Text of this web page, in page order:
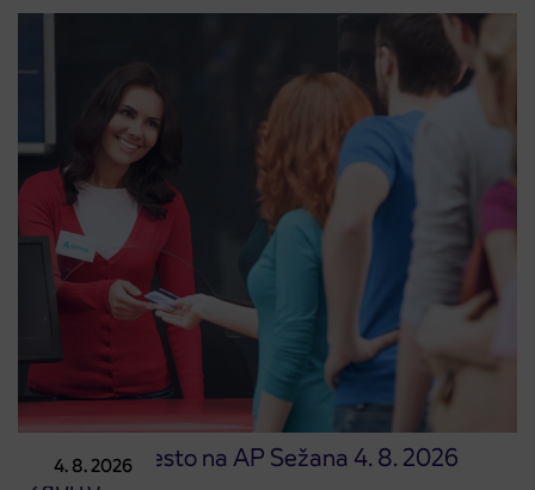
4. 8. 2026
Prodajno mesto na AP Sežana 4. 8. 2026